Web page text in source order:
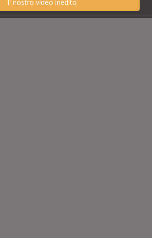
Il nostro video inedito